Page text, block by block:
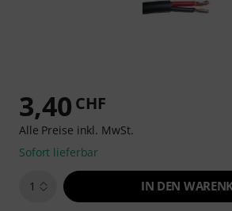
3,40 CHF
Alle Preise inkl. MwSt.
Sofort lieferbar
1 IN DEN